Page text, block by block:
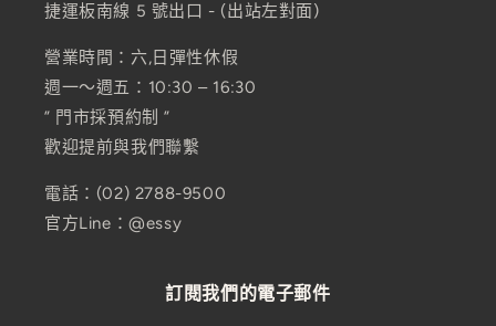
捷運板南線 5 號出口 - (出站左對面)
營業時間：六,日彈性休假
週一～週五：10:30 – 16:30
” 門市採預約制 ”
歡迎提前與我們聯繫
電話：(02) 2788-9500
官方Line：@essy
訂閱我們的電子郵件